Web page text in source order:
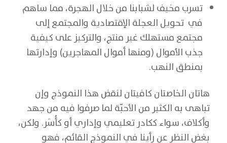
تسرب مخيف لشبابنا من خلال الهجرة، مما ساهم
في تحويل العجلة الإقتصادية والمجتمع إلى
مجتمع مستهلك غير منتج، والتركيز على كيفية
جذب الأموال (ومنها أموال المهاجرين) وإدارتها
بمنطق النهب.
هاتان الخاصتان كافيتان لنقض هذا النموذج وإن
تباهى به الكثير من الأحبّة لما صرفوا فيه من جهد
وأكلاف، سواء ككادر تعليمي وإداري أو كأُسَر. ولكن،
بغض النظر عن رأينا في النموذج القائم، فهو